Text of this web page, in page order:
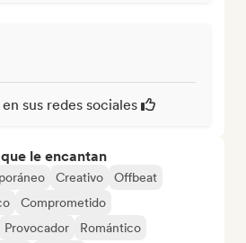
sus redes sociales
le encantan
Creativo
Offbeat
Comprometido
Provocador
Romántico